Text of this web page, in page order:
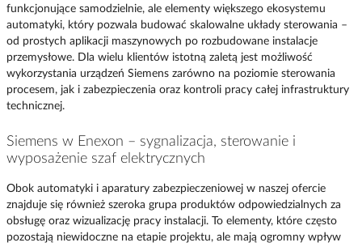
funkcjonujące samodzielnie, ale elementy większego ekosystemu
automatyki, który pozwala budować skalowalne układy sterowania –
od prostych aplikacji maszynowych po rozbudowane instalacje
przemysłowe. Dla wielu klientów istotną zaletą jest możliwość
wykorzystania urządzeń Siemens zarówno na poziomie sterowania
procesem, jak i zabezpieczenia oraz kontroli pracy całej infrastruktury
technicznej.
Siemens w Enexon – sygnalizacja, sterowanie i
wyposażenie szaf elektrycznych
Obok automatyki i aparatury zabezpieczeniowej w naszej ofercie
znajduje się również szeroka grupa produktów odpowiedzialnych za
obsługę oraz wizualizację pracy instalacji. To elementy, które często
pozostają niewidoczne na etapie projektu, ale mają ogromny wpływ